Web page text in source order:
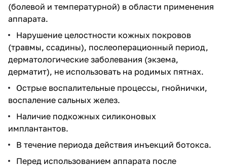
(болевой и температурной) в области применения
аппарата.
Нарушение целостности кожных покровов
(травмы, ссадины), послеоперационный период,
дерматологические заболевания (экзема,
дерматит), не использовать на родимых пятнах.
Острые воспалительные процессы, гнойнички,
воспаление сальных желез.
Наличие подкожных силиконовых
имплантантов.
В течение периода действия инъекций ботокса.
Перед использованием аппарата после